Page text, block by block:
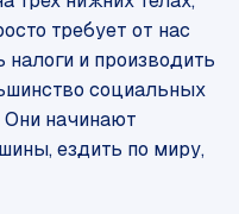
требует от нас
и производить
социальных
Они начинают
ездить по миру,